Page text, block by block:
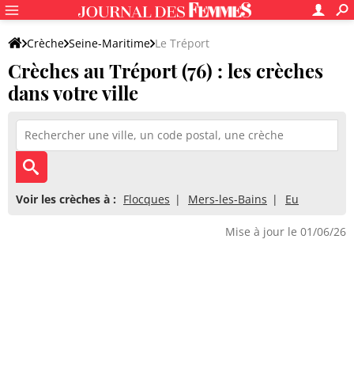
Crèche Seine-Maritime Le Tréport
Crèches au Tréport (76) : les crèches
dans votre ville
Voir les crèches à : Flocques Mers-les-Bains Eu
Mise à jour le 01/06/26